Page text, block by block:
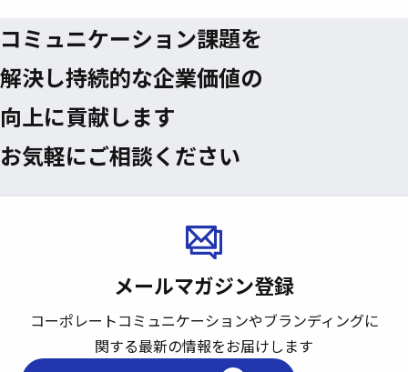
コミュニケーション課題を
解決し持続的な企業価値の
向上に貢献します
お気軽にご相談ください
メールマガジン登録
コーポレートコミュニケーションやブランディングに
関する最新の情報をお届けします